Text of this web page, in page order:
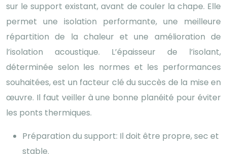
sur le support existant, avant de couler la chape. Elle
permet une isolation performante, une meilleure
répartition de la chaleur et une amélioration de
l’isolation acoustique. L’épaisseur de l’isolant,
déterminée selon les normes et les performances
souhaitées, est un facteur clé du succès de la mise en
œuvre. Il faut veiller à une bonne planéité pour éviter
les ponts thermiques.
Préparation du support: Il doit être propre, sec et
stable.